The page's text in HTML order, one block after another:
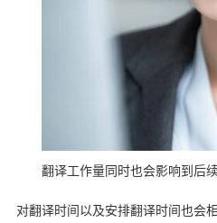
翻译工作量同时也会影响到后
对翻译时间以及安排翻译时间也会